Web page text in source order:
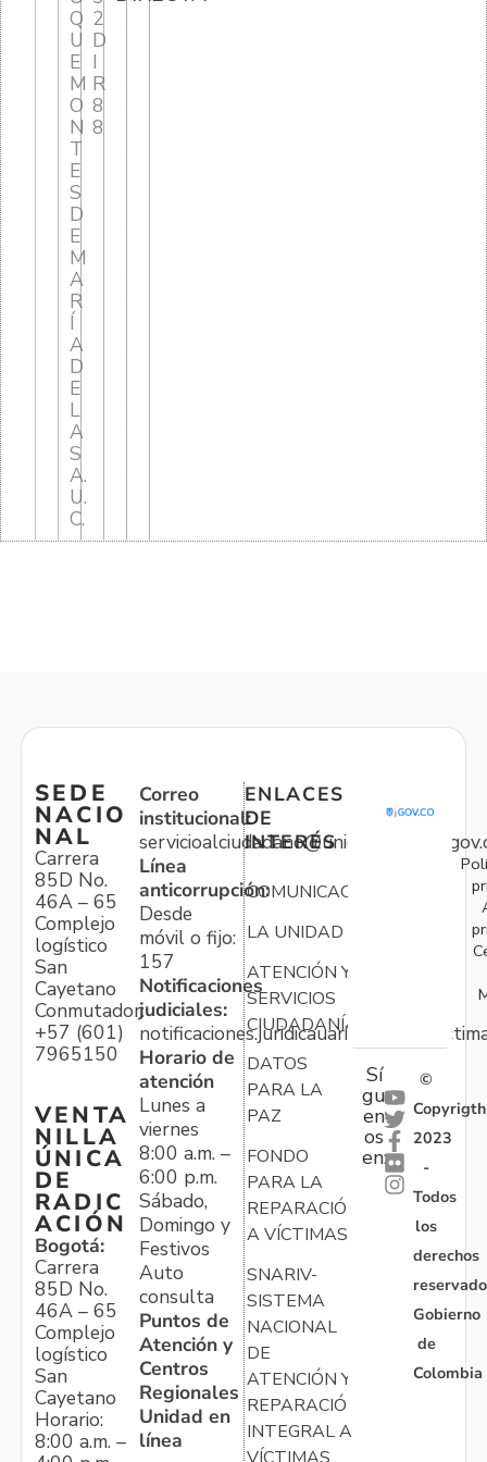
Q
U
E
M
O
N
T
E
S
D
E
M
A
R
Í
A
D
E
L
A
S
A.
U.
C.
2
D
I
R
8
8
SEDE
NACIO
NAL
Carrera
85D No.
46A – 65
Complejo
logístico
San
Cayetano
Conmutador:
+57 (601)
7965150
VENTA
NILLA
ÚNICA
DE
RADIC
ACIÓN
Bogotá:
Carrera
85D No.
46A – 65
Complejo
logístico
San
Cayetano
Horario:
8:00 a.m. –
Correo
institucional:
Línea
anticorrupción:
Desde
móvil o fijo:
157
Notificaciones
judiciales:
Horario de
atención
Lunes a
viernes
8:00 a.m. –
6:00 p.m.
Sábado,
Domingo y
Festivos
Auto
consulta
Puntos de
Atención y
Centros
Regionales
Unidad en
línea
ENLACES
DE
INTERÉS
COMUNICACIONES
LA UNIDAD
ATENCIÓN Y
SERVICIOS
CIUDADANÍA
DATOS
PARA LA
PAZ
FONDO
PARA LA
REPARACIÓN
A VÍCTIMAS
SNARIV-
SISTEMA
NACIONAL
DE
ATENCIÓN Y
REPARACIÓN
INTEGRAL A
Sí
gu
en
os
en:
©
Copyrigth
2023
-
Todos
los
derechos
Gobierno
de
Colombia